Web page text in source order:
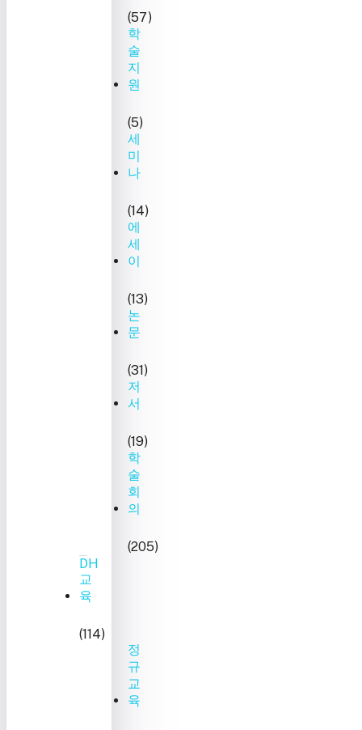
(57)
학
술
지
원
(5)
세
미
나
(14)
에
세
이
(13)
논
문
(31)
저
서
(19)
학
술
회
의
(205)
DH
교
육
(114)
정
규
교
육